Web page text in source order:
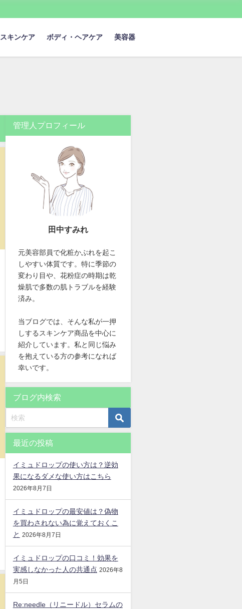
スキンケア ボディ・ヘアケア 美容器
管理人プロフィール
田中すみれ
元美容部員で化粧かぶれを起こ
しやすい体質です。特に季節の
変わり目や、花粉症の時期は乾
燥肌で多数の肌トラブルを経験
済み。
当ブログでは、そんな私が一押
しするスキンケア商品を中心に
紹介しています。私と同じ悩み
を抱えている方の参考になれば
幸いです。
ブログ内検索
最近の投稿
イミュドロップの使い方は？逆効
果になるダメな使い方はこちら
2026年8月7日
イミュドロップの最安値は？偽物
を買わされない為に覚えておくこ
と 2026年8月7日
イミュドロップの口コミ！効果を
実感しなかった人の共通点 2026年8
月5日
Re:needle（リニードル）セラムの